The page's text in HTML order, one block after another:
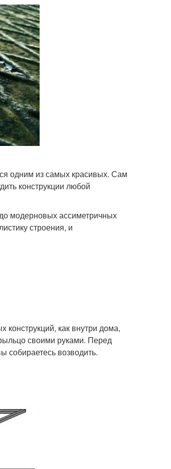
одним из самых красивых. Сам
конструкции любой
модерновых ассиметричных
строения, и
конструкций, как внутри дома,
своими руками. Перед
собираетесь возводить.